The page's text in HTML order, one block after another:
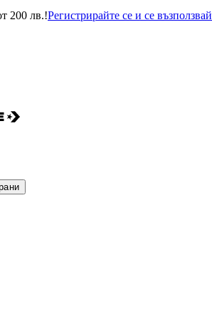
200 лв.!Регистрирайте се и се